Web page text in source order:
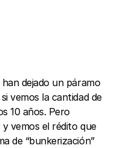
dejado un páramo
vemos la cantidad de
10 años. Pero
vemos el rédito que
de “bunkerización”